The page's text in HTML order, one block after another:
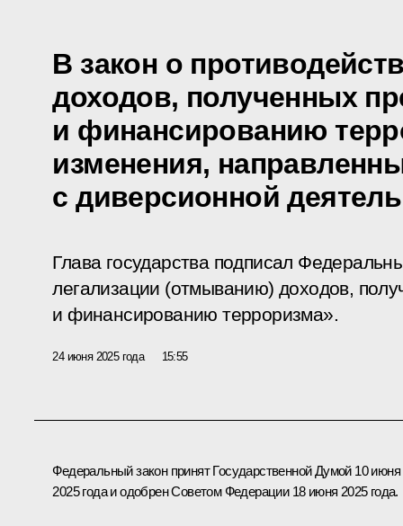
В закон о
доходов, полученных
и финансированию
изменения,
с диверсионной
Глава государства подписал
легализации (отмыванию) доходов,
и финансированию терроризма».
24 июня 2025 года 15:55
Федеральный закон принят Государственной Думой 10 июня
2025 года и одобрен Советом Федерации 18 июня 2025 года.